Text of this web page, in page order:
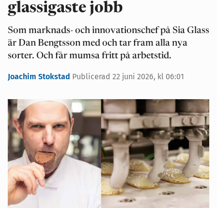
glassigaste jobb
Som marknads- och innovationschef på Sia Glass
är Dan Bengtsson med och tar fram alla nya
sorter. Och får mumsa fritt på arbetstid.
Joachim Stokstad Publicerad 22 juni 2026, kl 06:01